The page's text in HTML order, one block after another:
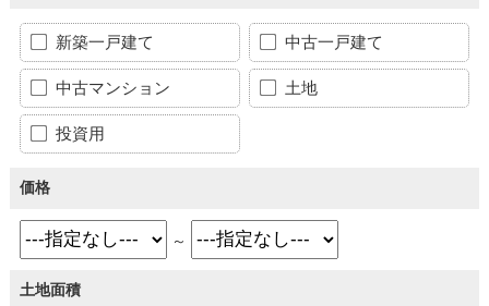
新築一戸建て 中古一戸建て
中古マンション 土地
投資用
価格
～
土地面積